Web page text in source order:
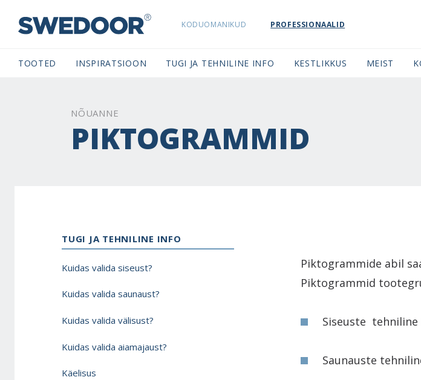
SWEDOORESTONIA NAVIGATION
KODUOMANIKUD PROFESSIONAALID
TOOTED INSPIRATSIOON TUGI JA TEHNILINE INFO KESTLIKKUS MEIST
NÕUANNE
PIKTOGRAMMID
TUGI JA TEHNILINE INFO
Kuidas valida siseust?
Kuidas valida saunaust?
Kuidas valida välisust?
Kuidas valida aiamajaust?
Käelisus
Piktogrammide abil
Piktogrammid
Siseuste tehniline
Saunauste